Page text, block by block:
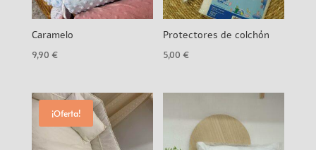
Caramelo
9,90 €
Protectores de colchón
5,00€
¡Oferta!